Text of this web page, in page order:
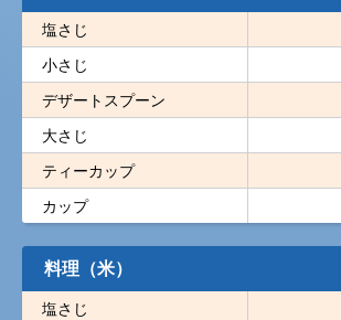
塩さじ
小さじ
デザートスプーン
大さじ
ティーカップ
カップ
料理（米）
塩さじ